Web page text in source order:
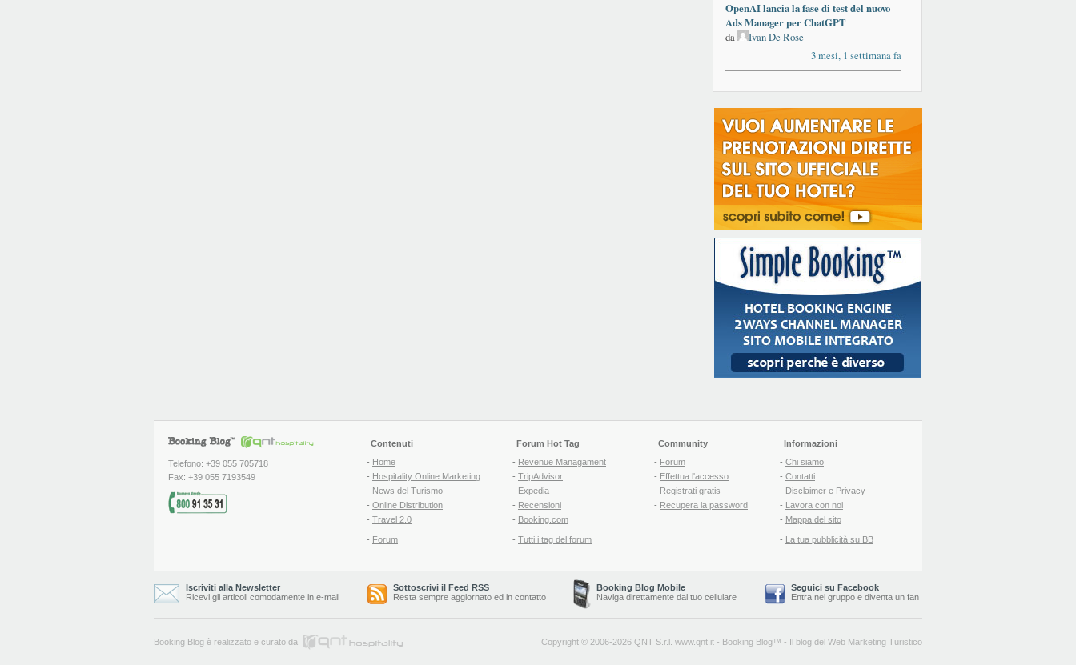
OpenAI lancia la fase di test del nuovo
Ads Manager per ChatGPT
da
Ivan De Rose
3 mesi, 1 settimana fa
Telefono: +39 055 705718
Fax: +39 055 7193549
Contenuti
- Home
- Hospitality Online Marketing
- News del Turismo
- Online Distribution
- Travel 2.0
- Forum
Forum Hot Tag
- Revenue Managament
- TripAdvisor
- Expedia
- Recensioni
- Booking.com
- Tutti i tag del forum
Community
- Forum
- Effettua l'accesso
- Registrati gratis
- Recupera la password
Informazioni
- Chi siamo
- Contatti
- Disclaimer e Privacy
- Lavora con noi
- Mappa del sito
- La tua pubblicità su BB
Iscriviti alla Newsletter
Ricevi gli articoli comodamente in e-mail
Sottoscrivi il Feed RSS
Resta sempre aggiornato ed in contatto
Booking Blog Mobile
Naviga direttamente dal tuo cellulare
Seguici su Facebook
Entra nel gruppo e diventa un fan
Booking Blog è realizzato e curato da Copyright © 2006-2026 QNT S.r.l. www.qnt.it - Booking Blog™ - Il blog del Web Marketing Turistico